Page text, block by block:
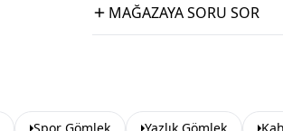
MAĞAZAYA SORU SOR